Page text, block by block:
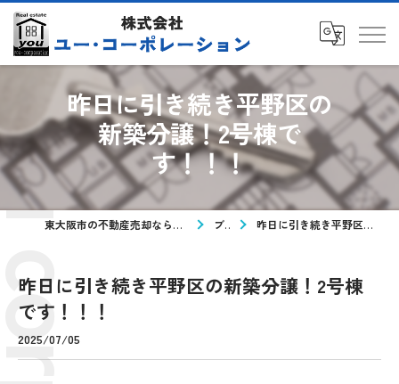
昨日に引き続き平野区の
新築分譲！2号棟で
す！！！
東大阪市の不動産売却なら株式会社ユー・コーポレーション ブログ 昨日に引き続き平野区の新築分譲！2号棟です！！！
昨日に引き続き平野区の新築分譲！2号棟
です！！！
2025/07/05